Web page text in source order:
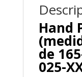
Hand
de
025-